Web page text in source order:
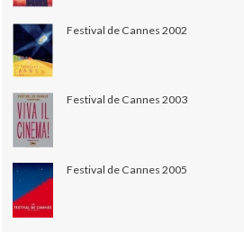
Festival de Cannes 2002
Festival de Cannes 2003
Festival de Cannes 2005